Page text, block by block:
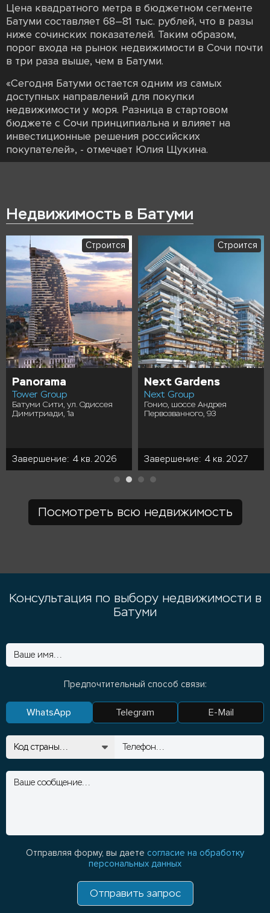
Цена квадратного метра в бюджетном сегменте
Батуми составляет 68–81 тыс. рублей, что в разы
ниже сочинских показателей. Таким образом,
порог входа на рынок недвижимости в Сочи почти
в три раза выше, чем в Батуми.
«Сегодня Батуми остается одним из самых
доступных направлений для покупки
недвижимости у моря. Разница в стартовом
бюджете с Сочи принципиальна и влияет на
инвестиционные решения российских
покупателей», - отмечает Юлия Щукина.
Недвижимость в Батуми
Строится
Panorama
Tower Group
Батуми Сити, ул. Одиссея
Димитриади, 1а
Завершение: 4 кв. 2026
Строится
Next Gardens
Next Group
Гонио, шоссе Андрея
Первозванного, 93
Завершение: 4 кв. 2027
Посмотреть всю недвижимость
Консультация по выбору недвижимости в
Батуми
Предпочтительный способ связи:
WhatsApp Telegram E-Mail
Отправляя форму, вы даете согласие на обработку
персональных данных
Отправить запрос